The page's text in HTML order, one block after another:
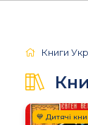
Книги
💙 Дитячі